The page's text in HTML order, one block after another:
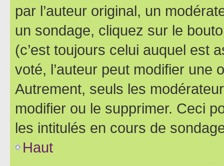
par l’auteur original, un
un sondage, cliquez sur le
(c’est toujours celui auquel est
voté, l’auteur peut modifier une
Autrement, seuls les
modifier ou le supprimer. Ceci
les intitulés en cours de
Haut